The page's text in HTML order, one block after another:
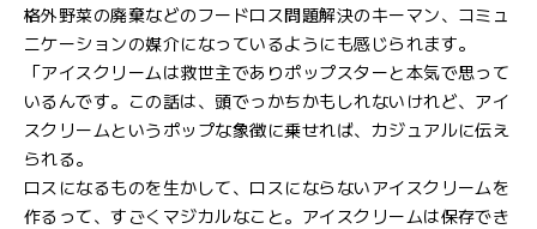
格外野菜の廃棄などのフードロス問題解決のキーマン、コミュ
ニケーションの媒介になっているようにも感じられます。
「アイスクリームは救世主でありポップスターと本気で思って
いるんです。この話は、頭でっかちかもしれないけれど、アイ
スクリームというポップな象徴に乗せれば、カジュアルに伝え
られる。
ロスになるものを生かして、ロスにならないアイスクリームを
作るって、すごくマジカルなこと。アイスクリームは保存でき